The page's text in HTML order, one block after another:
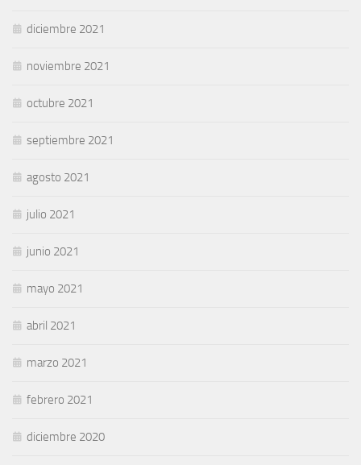
diciembre 2021
noviembre 2021
octubre 2021
septiembre 2021
agosto 2021
julio 2021
junio 2021
mayo 2021
abril 2021
marzo 2021
febrero 2021
diciembre 2020